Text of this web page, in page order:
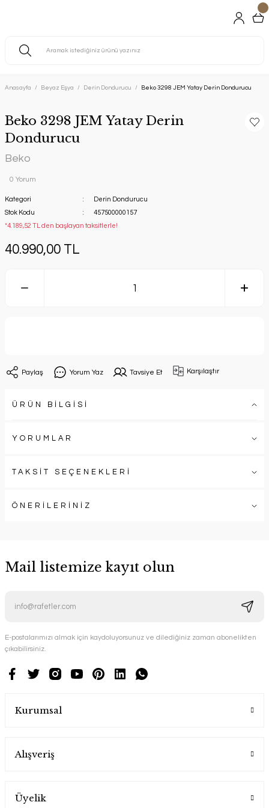
Anasayfa Beyaz Eşya Derin Dondurucu Beko 3298 JEM Yatay Derin Dondurucu
Beko 3298 JEM Yatay Derin
Dondurucu
Beko
0 Yorum
Kategori
Derin Dondurucu
Stok Kodu
457500000157
*4.189,52 TL den başlayan taksitlerle!
40.990,00 TL
Paylaş Yorum Yaz Tavsiye Et Karşılaştır
ÜRÜN BİLGİSİ
YORUMLAR
TAKSİT SEÇENEKLERİ
ÖNERİLERİNİZ
Mail listemize kayıt olun
E-postalarımızı almak için kaydoluyorsunuz ve dilediğiniz zaman abonelikten
çıkabilirsiniz.
Kurumsal
Alışveriş
Üyelik